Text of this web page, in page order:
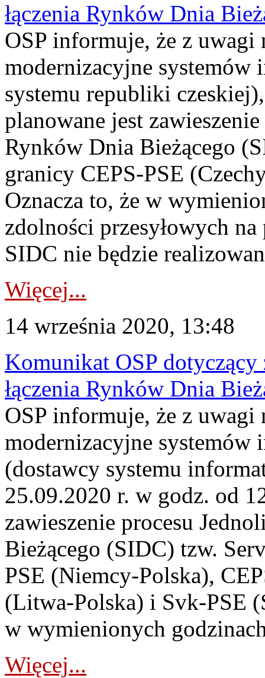
łączenia Rynków Dnia
OSP informuje, że z uwagi
modernizacyjne systemów
systemu republiki
planowane jest
Rynków Dnia Bieżącego
granicy CEPS-PSE
Oznacza to, że w
zdolności przesyłowych
SIDC nie będzie
Więcej...
14 września 2020, 13:48
Komunikat OSP dotyczący
łączenia Rynków Dnia
OSP informuje, że z uwagi
modernizacyjne
(dostawcy systemu
25.09.2020 r. w godz. od
zawieszenie procesu
Bieżącego (SIDC) tzw.
PSE (Niemcy-Polska),
(Litwa-Polska) i Svk-PSE
w wymienionych
Więcej...